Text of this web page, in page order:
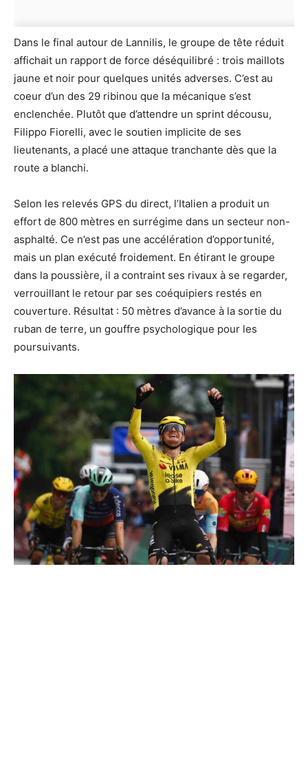
Dans le final autour de Lannilis, le groupe de tête réduit
affichait un rapport de force déséquilibré : trois maillots
jaune et noir pour quelques unités adverses. C’est au
coeur d’un des 29 ribinou que la mécanique s’est
enclenchée. Plutôt que d’attendre un sprint décousu,
Filippo Fiorelli, avec le soutien implicite de ses
lieutenants, a placé une attaque tranchante dès que la
route a blanchi.
Selon les relevés GPS du direct, l’Italien a produit un
effort de 800 mètres en surrégime dans un secteur non-
asphalté. Ce n’est pas une accélération d’opportunité,
mais un plan exécuté froidement. En étirant le groupe
dans la poussière, il a contraint ses rivaux à se regarder,
verrouillant le retour par ses coéquipiers restés en
couverture. Résultat : 50 mètres d’avance à la sortie du
ruban de terre, un gouffre psychologique pour les
poursuivants.